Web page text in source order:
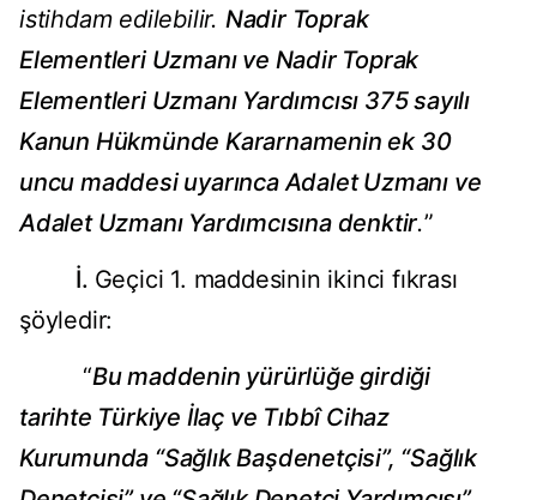
istihdam edilebilir. Nadir Toprak
Elementleri Uzmanı ve Nadir Toprak
Elementleri Uzmanı Yardımcısı 375 sayılı
Kanun Hükmünde Kararnamenin ek 30
uncu maddesi uyarınca Adalet Uzmanı ve
Adalet Uzmanı Yardımcısına denktir.”
İ. Geçici 1. maddesinin ikinci fıkrası
şöyledir:
“Bu maddenin yürürlüğe girdiği
tarihte Türkiye İlaç ve Tıbbî Cihaz
Kurumunda “Sağlık Başdenetçisi”, “Sağlık